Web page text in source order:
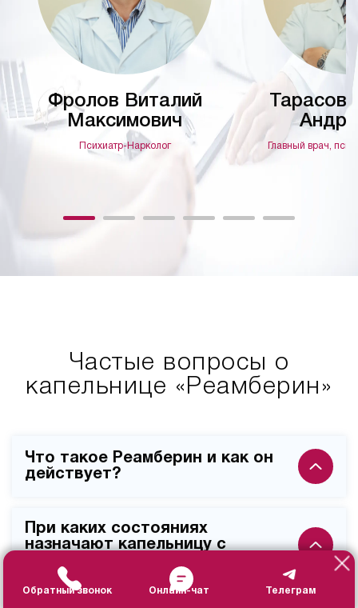
Фролов Виталий
Максимович
Психиатр-Нарколог
Тарасов
Главный врач,
Частые вопросы о
капельнице «Реамберин»
Что такое Реамберин и как он
действует?
раствор с антиоксидантным действием, который
метаболизм и защищает печень от повреждений.
При каких состояниях
назначают капельницу с
Обратный звонок Онлайн-чат Телеграм